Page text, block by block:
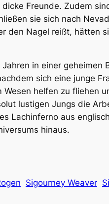
Freunde. Zudem
sie sich nach
den Nagel reißt, hätten
in einer
sich eine junge
helfen zu fliehen
lustigen Jungs die
Lachinferno aus
hinaus.
Sigourney Weaver